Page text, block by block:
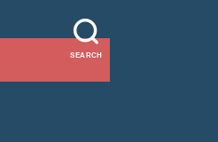
SEARCH